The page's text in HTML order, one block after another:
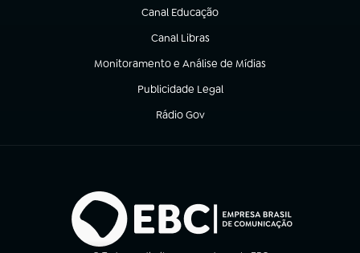
Canal Educação
(abre em nova aba)
Canal Libras
(abre em nova aba)
Monitoramento e Análise de Mídias
(abre em nova aba)
Publicidade Legal
(abre em nova aba)
Rádio Gov
(abre em nova aba)